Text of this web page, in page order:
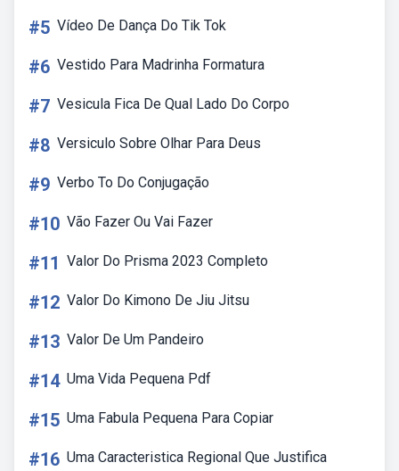
#5 Vídeo De Dança Do Tik Tok
#6 Vestido Para Madrinha Formatura
#7 Vesicula Fica De Qual Lado Do Corpo
#8 Versiculo Sobre Olhar Para Deus
#9 Verbo To Do Conjugação
#10 Vão Fazer Ou Vai Fazer
#11 Valor Do Prisma 2023 Completo
#12 Valor Do Kimono De Jiu Jitsu
#13 Valor De Um Pandeiro
#14 Uma Vida Pequena Pdf
#15 Uma Fabula Pequena Para Copiar
#16 Uma Caracteristica Regional Que Justifica